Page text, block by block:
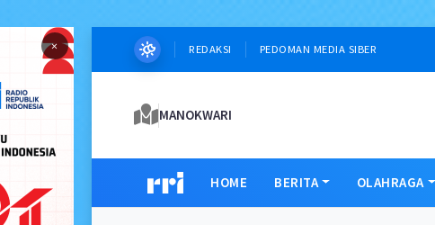
× REDAKSI PEDOMAN MEDIA SIBER
MANOKWARI
HOME BERITA OLAHRAGA